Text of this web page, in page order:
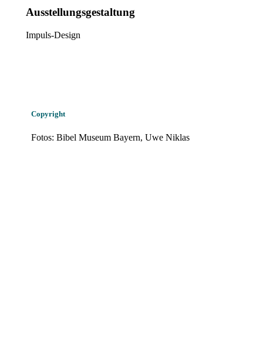
Ausstellungsgestaltung
Impuls-Design
Copyright
Fotos: Bibel Museum Bayern, Uwe Niklas